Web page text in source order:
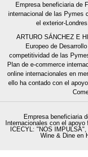
Empresa beneficiaria de
internacional de las Pymes
el exterior-
ARTURO SÁNCHEZ E
Europeo de
competitividad de las
Plan de e-commerce
online internacionales en
ello ha contado con el
Empresa beneficiaria
Internacionales con el
ICECYL: "NOS
Wine & Dine en